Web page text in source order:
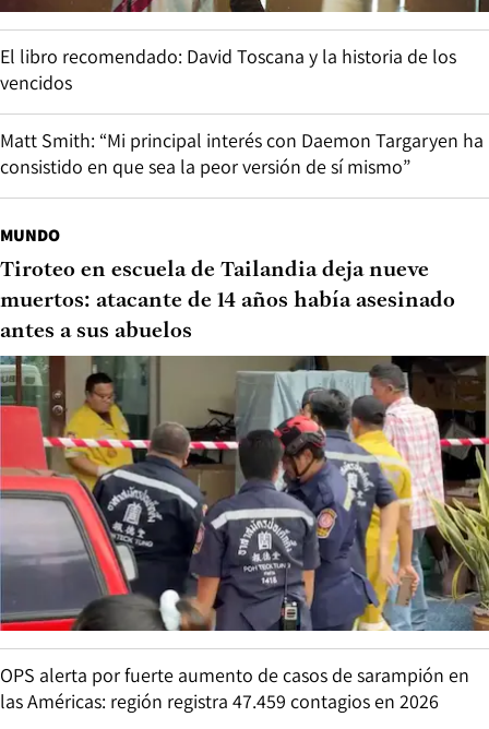
El libro recomendado: David Toscana y la historia de los
vencidos
Matt Smith: “Mi principal interés con Daemon Targaryen ha
consistido en que sea la peor versión de sí mismo”
MUNDO
Tiroteo en escuela de Tailandia deja nueve
muertos: atacante de 14 años había asesinado
antes a sus abuelos
OPS alerta por fuerte aumento de casos de sarampión en
las Américas: región registra 47.459 contagios en 2026